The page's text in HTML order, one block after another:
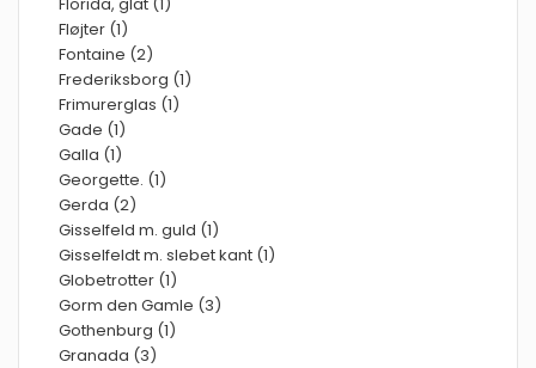
Fløjter (1)
Fontaine (2)
Frederiksborg (1)
Frimurerglas (1)
Gade (1)
Galla (1)
Georgette. (1)
Gerda (2)
Gisselfeld m. guld (1)
Gisselfeldt m. slebet kant (1)
Globetrotter (1)
Gorm den Gamle (3)
Gothenburg (1)
Granada (3)